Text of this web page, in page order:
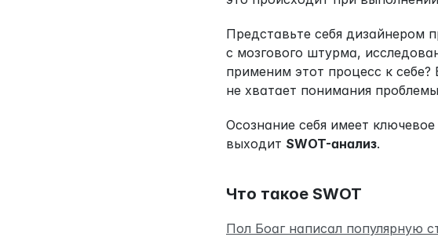
Представьте себя дизайнером
с мозгового штурма,
применим этот процесс к
не хватает понимания
Осознание себя имеет
выходит SWOT-анализ.
Что такое SWOT
Пол Боаг написал популярную